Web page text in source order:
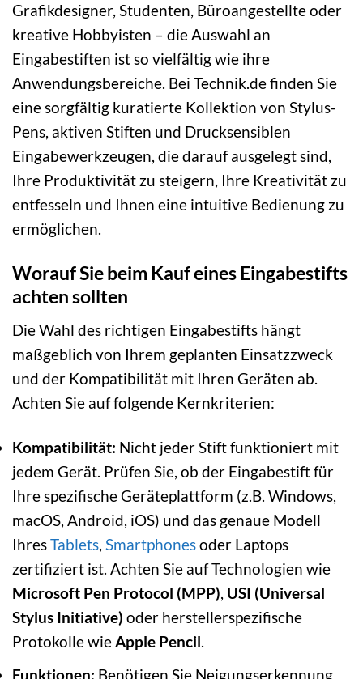
Grafikdesigner, Studenten, Büroangestellte oder
kreative Hobbyisten – die Auswahl an
Eingabestiften ist so vielfältig wie ihre
Anwendungsbereiche. Bei Technik.de finden Sie
eine sorgfältig kuratierte Kollektion von Stylus-
Pens, aktiven Stiften und Drucksensiblen
Eingabewerkzeugen, die darauf ausgelegt sind,
Ihre Produktivität zu steigern, Ihre Kreativität zu
entfesseln und Ihnen eine intuitive Bedienung zu
ermöglichen.
Worauf Sie beim Kauf eines Eingabestifts
achten sollten
Die Wahl des richtigen Eingabestifts hängt
maßgeblich von Ihrem geplanten Einsatzzweck
und der Kompatibilität mit Ihren Geräten ab.
Achten Sie auf folgende Kernkriterien:
Kompatibilität: Nicht jeder Stift funktioniert mit
jedem Gerät. Prüfen Sie, ob der Eingabestift für
Ihre spezifische Geräteplattform (z.B. Windows,
macOS, Android, iOS) und das genaue Modell
IhresTablets, Smartphonesoder Laptops
zertifiziert ist. Achten Sie auf Technologien wie
Microsoft Pen Protocol (MPP), USI (Universal
Stylus Initiative) oder herstellerspezifische
Protokolle wieApple Pencil.
Funktionen: Benötigen Sie Neigungserkennung